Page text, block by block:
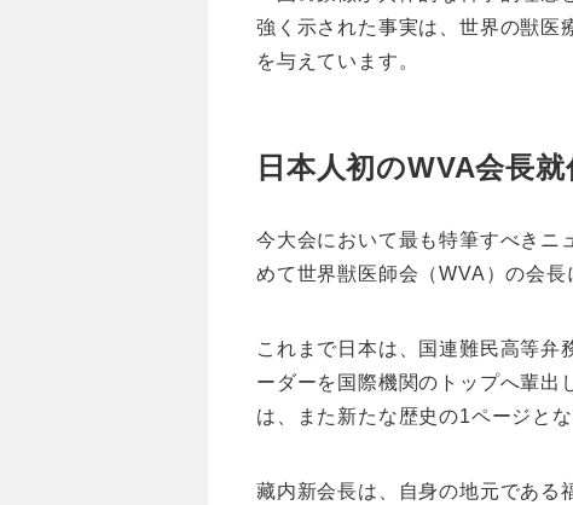
強く示された事実は、世界の獣医
を与えています。
日本人初のWVA会長
今大会において最も特筆すべきニ
めて世界獣医師会（WVA）の会長
これまで日本は、国連難民高等弁
ーダーを国際機関のトップへ輩出
は、また新たな歴史の1ページとな
藏内新会長は、自身の地元である